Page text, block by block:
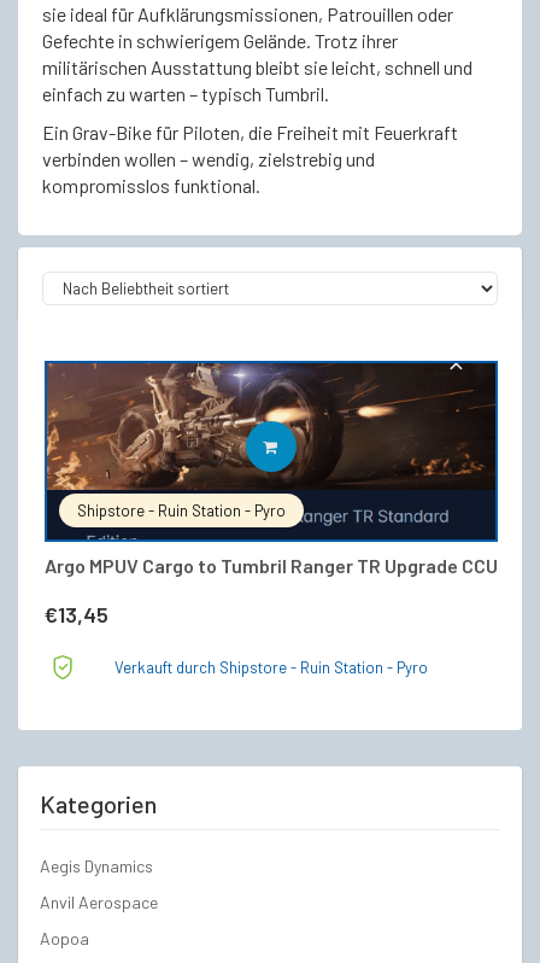
sie ideal für Aufklärungsmissionen, Patrouillen oder
Gefechte in schwierigem Gelände. Trotz ihrer
militärischen Ausstattung bleibt sie leicht, schnell und
einfach zu warten – typisch Tumbril.
Ein Grav-Bike für Piloten, die Freiheit mit Feuerkraft
verbinden wollen – wendig, zielstrebig und
kompromisslos funktional.
Shipstore - Ruin Station - Pyro
Argo MPUV Cargo to Tumbril Ranger TR Upgrade CCU
€13,45
IN DEN WARENKORB
Verkauft durch Shipstore - Ruin Station - Pyro
Kategorien
Aegis Dynamics
Anvil Aerospace
Aopoa